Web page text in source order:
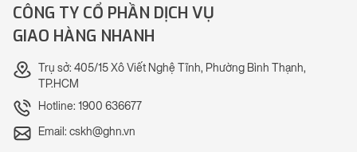
CÔNG TY CỔ PHẦN DỊCH VỤ
GIAO HÀNG NHANH
Trụ sở: 405/15 Xô Viết Nghệ Tĩnh, Phường Bình Thạnh,
TP.HCM
Hotline: 1900 636677
Email: cskh@ghn.vn